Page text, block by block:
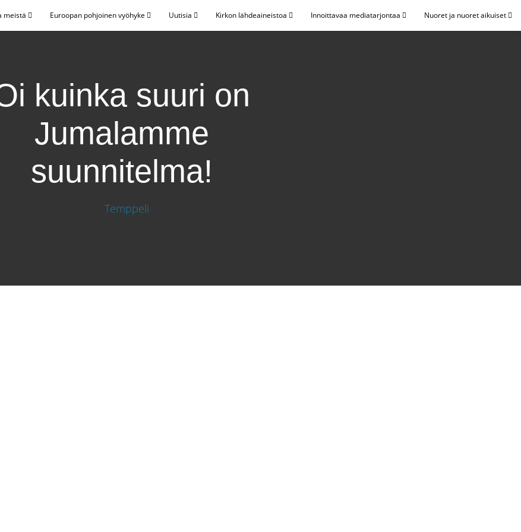
meistä Euroopan pohjoinen vyöhyke Uutisia Kirkon lähdeaineistoa Innoittavaa mediatarjontaa Nuoret ja nuoret aikuiset
kuinka suuri on
Jumalamme
suunnitelma!